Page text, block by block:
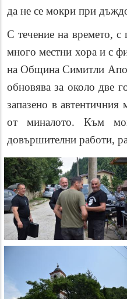
да не се мокри при
С течение на времето,
много местни хора и с
на Община Симитли
обновява за около две
запазено в
от миналото. Към
довършителни работи,